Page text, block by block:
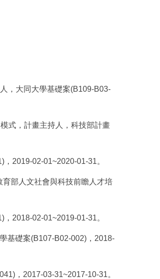
，大同大學基礎案(B109-B03-
式，計畫主持人，科技部計畫
2019-02-01~2020-01-31。
部人文社會與科技前瞻人才培
2018-02-01~2019-01-31。
基礎案(B107-B02-002)，2018-
，2017-03-31~2017-10-31。